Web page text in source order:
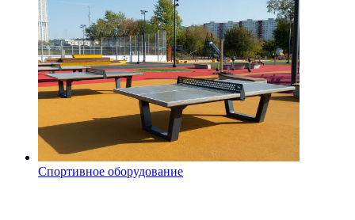
Спортивное оборудование